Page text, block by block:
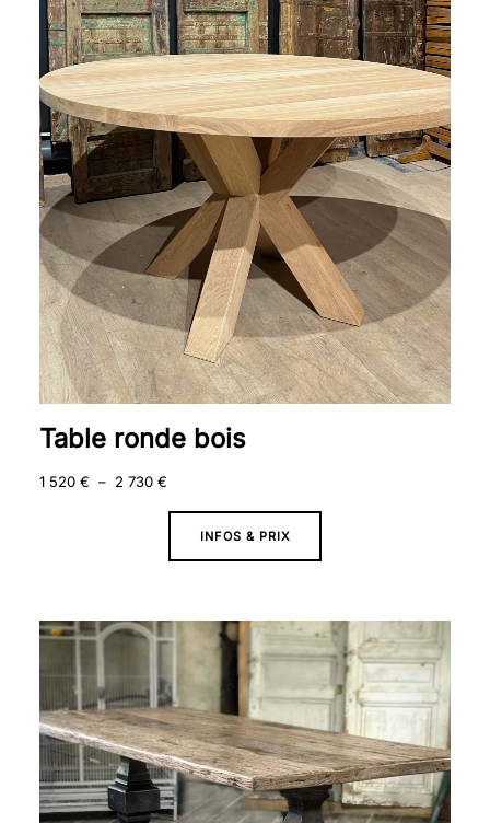
Table ronde bois
1 520 € – 2 730 €
de
prix :
1
520 €
à
2
730 €
INFOS & PRIX
Plage
prix :
2
090 €
à
2
690 €